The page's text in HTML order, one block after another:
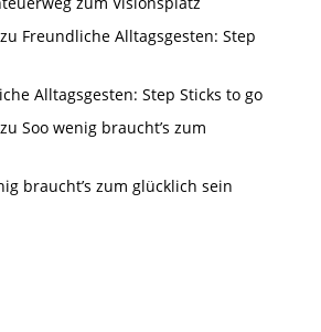
zu Freundliche Alltagsgesten: Step
Alltagsgesten: Step Sticks to go
zu Soo wenig braucht’s zum
braucht’s zum glücklich sein